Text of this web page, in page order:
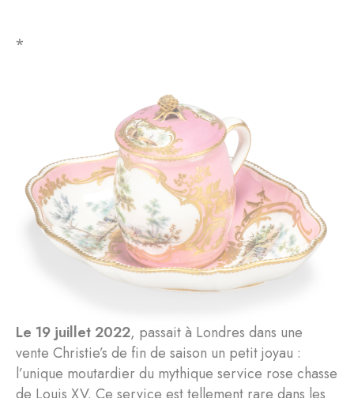
⁎
Le 19 juillet 2022, passait à Londres dans une
vente Christie’s de fin de saison un petit joyau :
l’unique moutardier du mythique service rose chasse